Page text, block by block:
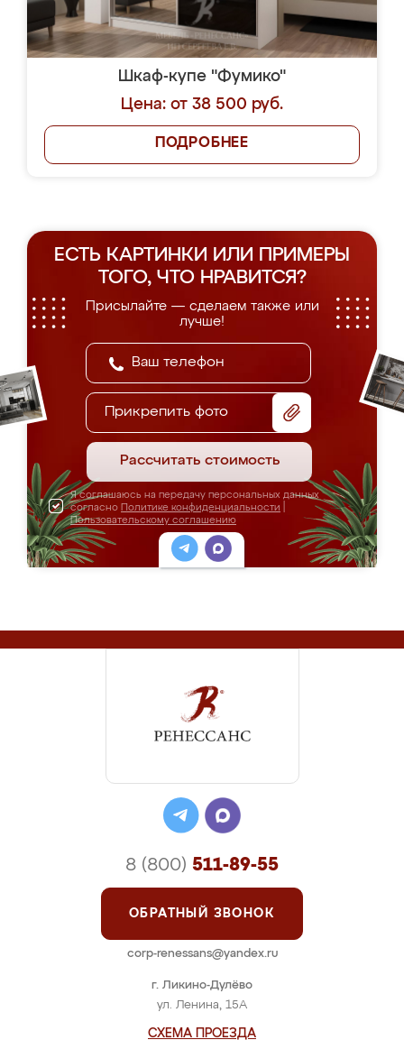
Шкаф-купе "Фумико"
Цена: от 38 500 руб.
ПОДРОБНЕЕ
ЕСТЬ КАРТИНКИ ИЛИ ПРИМЕРЫ
ТОГО, ЧТО НРАВИТСЯ?
Присылайте — сделаем также или
лучше!
Прикрепить фото
Рассчитать стоимость
Я соглашаюсь на передачу персональных данных
согласно Политике конфиденциальности
Пользовательскому соглашению
г. Ликино-Дулёво
ул. Ленина, 15А
СХЕМА ПРОЕЗДА
8 (800) 511-89-55
ОБРАТНЫЙ ЗВОНОК
corp-renessans@yandex.ru